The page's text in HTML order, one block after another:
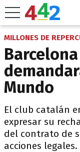
MILLONES DE
Mundo
El club catalán
expresar su
del contrato de
acciones legales.